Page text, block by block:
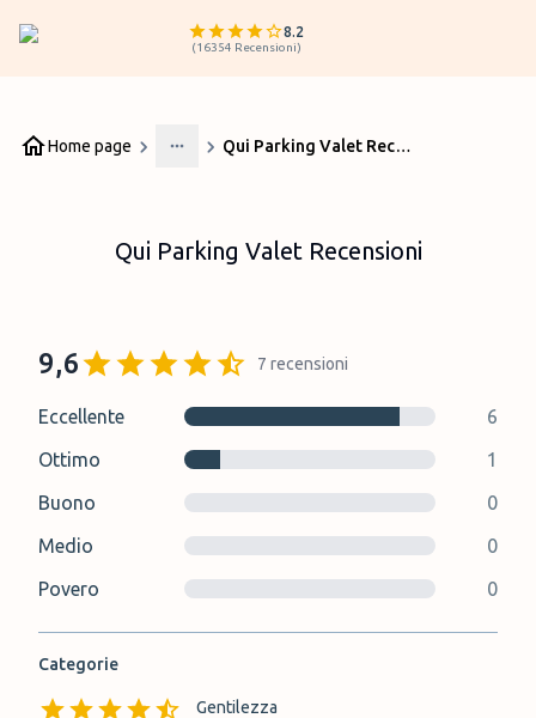
8.2
(16354 Recensioni)
Home page
More
Qui Parking Valet Recensioni
Qui Parking Valet Recensioni
9,6 7 recensioni
Eccellente
6
Ottimo
1
Buono
0
Medio
0
Povero
0
Categorie
Gentilezza